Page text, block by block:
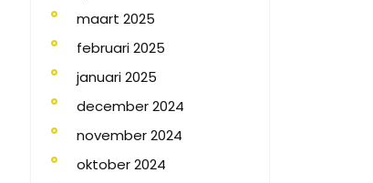
maart 2025
februari 2025
januari 2025
december 2024
november 2024
oktober 2024